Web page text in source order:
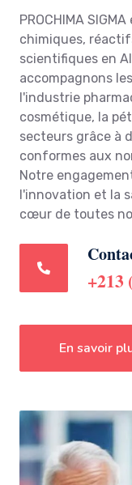
PROCHIMA
chimiques,
scientifiques en
accompagnons
l'industrie
cosmétique, la
secteurs grâce à
conformes aux
Notre
l'innovation et la
cœur de toutes
+213
En savoir